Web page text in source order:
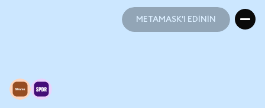
METAMASK'I EDİNİN